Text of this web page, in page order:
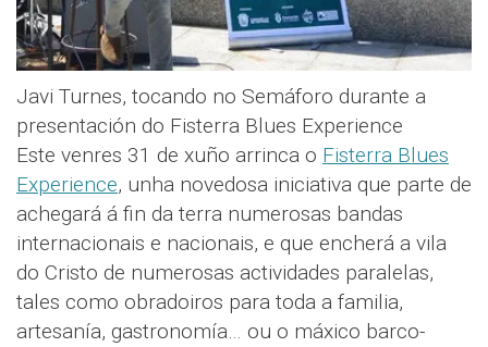
Javi Turnes, tocando no Semáforo durante a
presentación do Fisterra Blues Experience
Este venres 31 de xuño arrinca o Fisterra Blues
Experience, unha novedosa iniciativa que parte de
achegará á fin da terra numerosas bandas
internacionais e nacionais, e que encherá a vila
do Cristo de numerosas actividades paralelas,
tales como obradoiros para toda a familia,
artesanía, gastronomía… ou o máxico barco-